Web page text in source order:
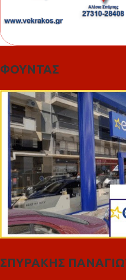
ΦΟΥΝΤΑΣ
ΣΠΥΡΑΚΗΣ